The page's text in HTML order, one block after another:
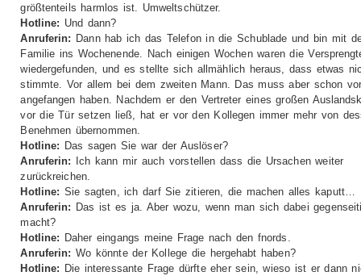
größtenteils harmlos ist. Umweltschützer.
Hotline: Und dann?
Anruferin: Dann hab ich das Telefon in die Schublade und bin mit
Familie ins Wochenende. Nach einigen Wochen waren die
wiedergefunden, und es stellte sich allmählich heraus, dass etwas
stimmte. Vor allem bei dem zweiten Mann. Das muss aber schon
angefangen haben. Nachdem er den Vertreter eines großen
vor die Tür setzen ließ, hat er vor den Kollegen immer mehr von
Benehmen übernommen.
Hotline: Das sagen Sie war der Auslöser?
Anruferin:
Ich kann mir auch vorstellen dass die Ursachen weiter
zurückreichen.
Hotline: Sie sagten, ich darf Sie zitieren, die machen alles kaputt…
Anruferin: Das ist es ja. Aber wozu, wenn man sich dabei
macht?
Hotline: Daher eingangs meine Frage nach den fnords.
Anruferin: Wo könnte der Kollege die hergehabt haben?
Hotline: Die interessante Frage dürfte eher sein, wieso ist er dann